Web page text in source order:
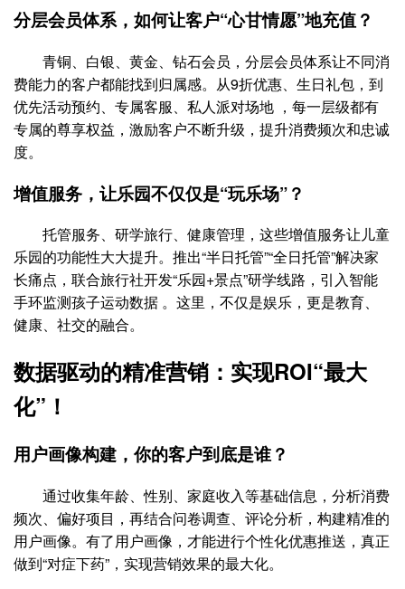
分层会员体系，如何让客户“心甘情愿”地充值？
青铜、白银、黄金、钻石会员，分层会员体系让不同消
费能力的客户都能找到归属感。从9折优惠、生日礼包，到
优先活动预约、专属客服、私人派对场地 ，每一层级都有
专属的尊享权益，激励客户不断升级，提升消费频次和忠诚
度。
增值服务，让乐园不仅仅是“玩乐场”？
托管服务、研学旅行、健康管理，这些增值服务让儿童
乐园的功能性大大提升。推出“半日托管”“全日托管”解决家
长痛点，联合旅行社开发“乐园+景点”研学线路，引入智能
手环监测孩子运动数据 。这里，不仅是娱乐，更是教育、
健康、社交的融合。
数据驱动的精准营销：实现ROI“最大
化”！
用户画像构建，你的客户到底是谁？
通过收集年龄、性别、家庭收入等基础信息，分析消费
频次、偏好项目，再结合问卷调查、评论分析，构建精准的
用户画像。有了用户画像，才能进行个性化优惠推送，真正
做到“对症下药”，实现营销效果的最大化。